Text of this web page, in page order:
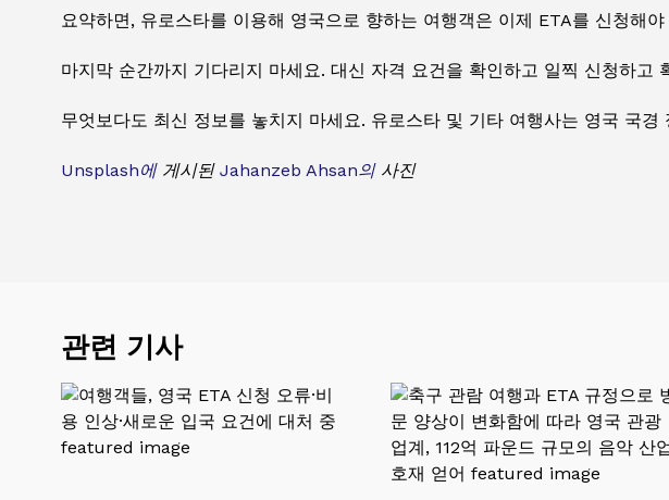
요약하면, 유로스타를 이용해 영국으로 향하는 여행객은 이제 ETA를 신청해야
마지막 순간까지 기다리지 마세요. 대신 자격 요건을 확인하고 일찍 신청하
무엇보다도 최신 정보를 놓치지 마세요. 유로스타 및 기타 여행사는 영국 국
Unsplash에게시된 Jahanzeb Ahsan의사진
관련 기사